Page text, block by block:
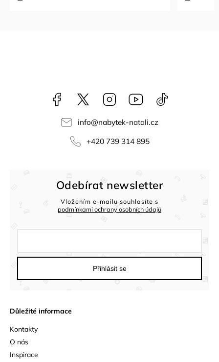
Facebook NataliNabytek
Instagram YouTube
info@nabytek-natali.cz
+420 739 314 895
Důležité informace
Kontakty
O nás
Inspirace
Odebírat newsletter
Vložením e-mailu souhlasíte s
podmínkami ochrany osobních údajů
Přihlásit se